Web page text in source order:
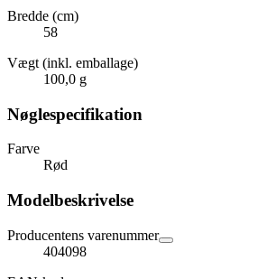
Bredde (cm)
58
Vægt (inkl. emballage)
100,0 g
Nøglespecifikation
Farve
Rød
Modelbeskrivelse
Producentens varenummer
404098